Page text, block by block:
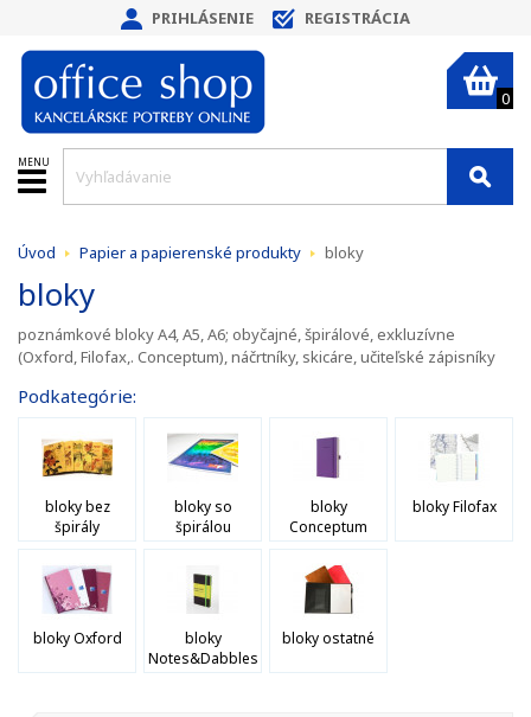
PRIHLÁSENIE REGISTRÁCIA
0
MENU
Úvod Papier a papierenské produkty bloky
bloky
poznámkové bloky A4, A5, A6; obyčajné, špirálové, exkluzívne
(Oxford, Filofax,. Conceptum), náčrtníky, skicáre, učiteľské zápisníky
Podkategórie:
bloky bez
špirály
bloky so
špirálou
bloky
Conceptum
bloky Filofax
bloky Oxford
bloky
Notes&Dabbles
bloky ostatné